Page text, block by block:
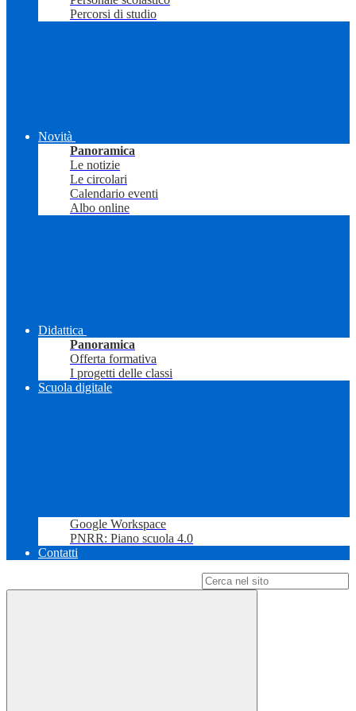
Percorsi di studio
Novità
Panoramica
Le notizie
Le circolari
Calendario eventi
Albo online
Didattica
Panoramica
Offerta formativa
I progetti delle classi
Scuola digitale
Google Workspace
PNRR: Piano scuola 4.0
Contatti